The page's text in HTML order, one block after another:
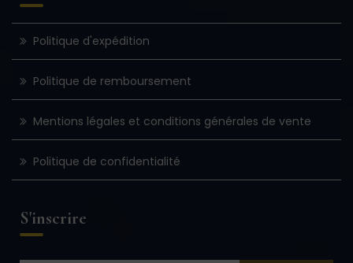
Politique d'expédition
Politique de remboursement
Mentions légales et conditions générales de vente
Politique de confidentialité
S'inscrire